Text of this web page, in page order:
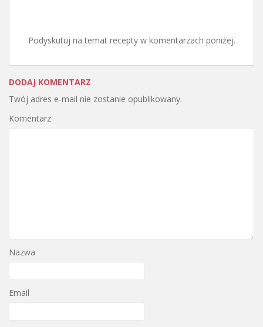
Podyskutuj na temat recepty w komentarzach poniżej.
DODAJ KOMENTARZ
Twój adres e-mail nie zostanie opublikowany.
Komentarz
Nazwa
Email